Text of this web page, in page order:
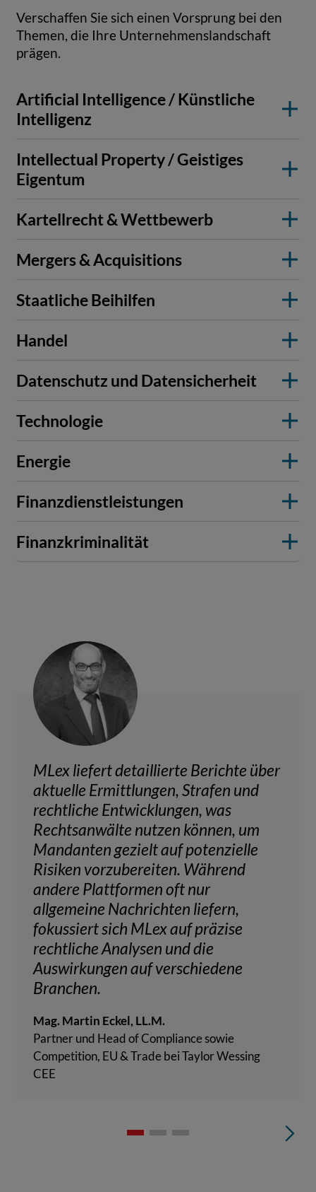
Verschaffen Sie sich einen Vorsprung bei den
Themen, die Ihre Unternehmenslandschaft
prägen.
Artificial Intelligence / Künstliche
Intelligenz
Intellectual Property / Geistiges
Eigentum
Kartellrecht & Wettbewerb
Mergers & Acquisitions
Staatliche Beihilfen
Handel
Datenschutz und Datensicherheit
Technologie
Energie
Finanzdienstleistungen
Finanzkriminalität
MLex liefert detaillierte Berichte über
aktuelle Ermittlungen, Strafen und
rechtliche Entwicklungen, was
Rechtsanwälte nutzen können, um
Mandanten gezielt auf potenzielle
Risiken vorzubereiten. Während
andere Plattformen oft nur
allgemeine Nachrichten liefern,
fokussiert sich MLex auf präzise
rechtliche Analysen und die
Auswirkungen auf verschiedene
Branchen.
Mag. Martin Eckel, LL.M.
Partner und Head of Compliance sowie
Competition, EU & Trade bei Taylor Wessing
CEE